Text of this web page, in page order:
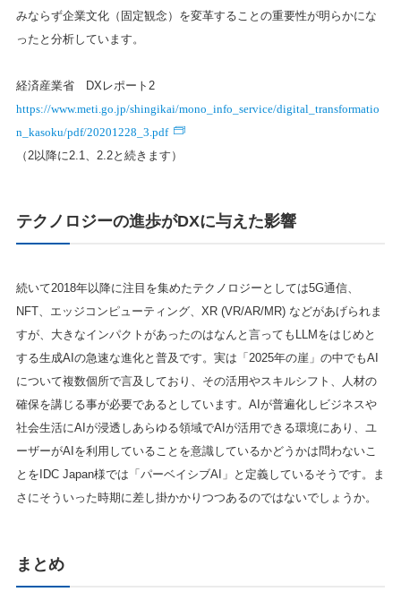
みならず企業文化（固定観念）を変革することの重要性が明らかにな
ったと分析しています。
経済産業省 DXレポート2
https://www.meti.go.jp/shingikai/mono_info_service/digital_transformatio
n_kasoku/pdf/20201228_3.pdf
（2以降に2.1、2.2と続きます）
テクノロジーの進歩がDXに与えた影響
続いて2018年以降に注目を集めたテクノロジーとしては5G通信、
NFT、エッジコンピューティング、XR (VR/AR/MR) などがあげられま
すが、大きなインパクトがあったのはなんと言ってもLLMをはじめと
する生成AIの急速な進化と普及です。実は「2025年の崖」の中でもAI
について複数個所で言及しており、その活用やスキルシフト、人材の
確保を講じる事が必要であるとしています。AIが普遍化しビジネスや
社会生活にAIが浸透しあらゆる領域でAIが活用できる環境にあり、ユ
ーザーがAIを利用していることを意識しているかどうかは問わないこ
とをIDC Japan様では「パーベイシブAI」と定義しているそうです。ま
さにそういった時期に差し掛かかりつつあるのではないでしょうか。
まとめ